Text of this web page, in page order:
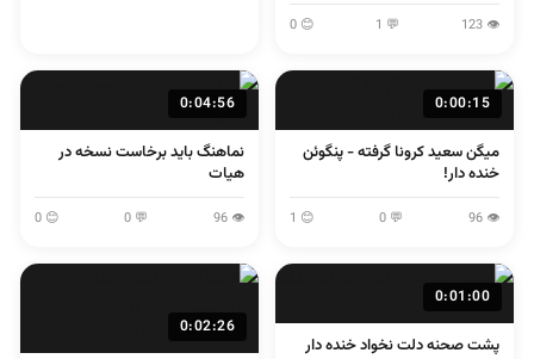
👁 123
💬 1
😊 0
0:00:15
میگن سعید کرونا گرفته - پنگوئن
خنده دار!
👁 96
💬 0
😊 1
0:04:56
نماهنگ باید برخاست نسخه در
هیات
👁 96
💬 0
😊 0
0:01:00
پشت صحنه دلت نخواد خنده دار
0:02:26